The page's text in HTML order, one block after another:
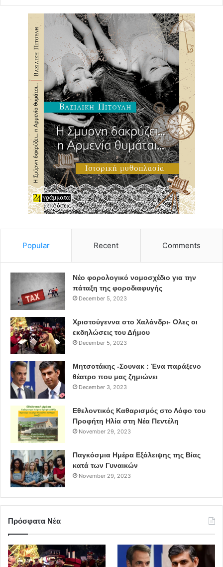
διαδικτυακή συζήτηση θέματα
Δημήτρης Καιρίδης
Popular Recent Comments
Νέο φορολογικό νομοσχέδιο για την
πάταξη της φοροδιαφυγής
December 5, 2023
Χριστούγεννα στο Χαλάνδρι- Ολες οι
εκδηλώσεις του Δήμου
December 5, 2023
Μητσοτάκης -Σουνακ : Ένα παράξενο
θέατρο που μας ζημιώνει
December 3, 2023
Εθελοντικός Καθαρισμός στο Λόφο του
Προφήτη Ηλία στη Νέα Πεντέλη
November 29, 2023
Παγκόσμια Ημέρα Εξάλειψης της Βίας
κατά των Γυναικών
November 29, 2023
Πρόσφατα Νέα